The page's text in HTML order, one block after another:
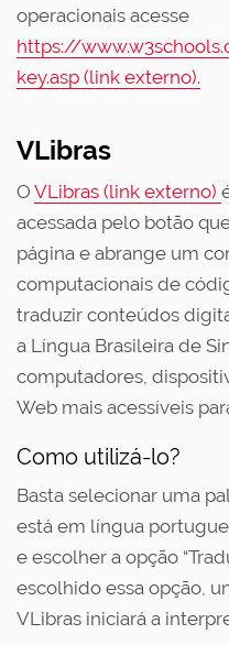
operacionais acesse
https://
key.asp (link externo).
VLibras
O VLibras (link externo)
acessada pelo botão
página e abrange um
computacionais de
traduzir conteúdos
a Língua Brasileira de
computadores,
Web mais acessíveis
Como utilizá-lo?
Basta selecionar uma
está em língua
e escolher a opção
escolhido essa opção,
VLibras iniciará a